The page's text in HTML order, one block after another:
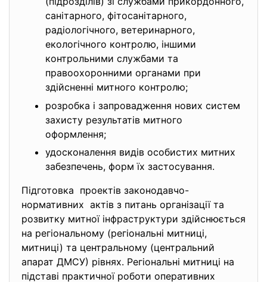
санітарного, фітосанітарного,
радіологічного, ветеринарного,
екологічного контролю, іншими
контрольними службами та
правоохоронними органами при
здійсненні митного контролю;
розробка і запровадження нових систем
захисту результатів митного
оформлення;
удосконалення видів особистих митних
забезпечень, форм їх застосування.
Підготовка проектів законодавчо-
нормативних актів з питань організації та
розвитку митної інфраструктури здійснюється
на регіональному (регіональні митниці,
митниці) та центральному (центральний
апарат ДМСУ) рівнях. Регіональні митниці на
підставі практичної роботи оперативних